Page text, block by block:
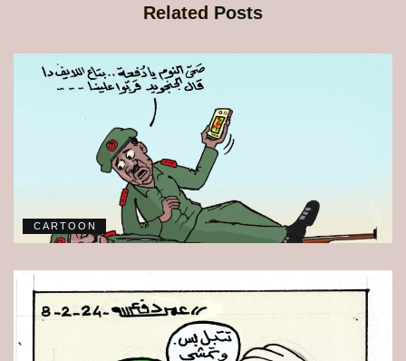
Related Posts
CARTOON